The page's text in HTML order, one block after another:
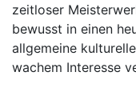
zeitloser
bewusst in einen
allgemeine
wachem Interesse